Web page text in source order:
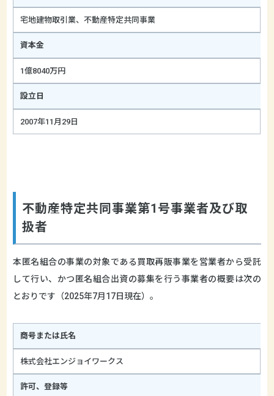
宅地建物取引業、不動産特定共同事業
資本金
1億8040万円
設立日
2007年11月29日
不動産特定共同事業第1号事業者及び取
扱者
本匿名組合の事業の対象である買取再販事業を営業者から受託
して行い、かつ匿名組合出資の募集を行う事業者の概要は次の
とおりです（2025年7月17日現在）。
商号または氏名
株式会社エンジョイワークス
許可、登録等